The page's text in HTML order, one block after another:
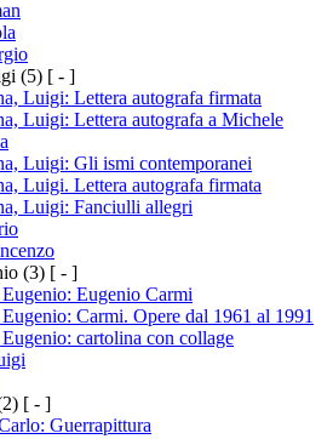
(5) [ - ]
Luigi: Lettera autografa firmata
Luigi: Lettera autografa a Michele
Luigi: Gli ismi contemporanei
Luigi. Lettera autografa firmata
Luigi: Fanciulli allegri
(3) [ - ]
Eugenio Carmi
Carmi. Opere dal 1961 al 1991
cartolina con collage
[ - ]
Guerrapittura